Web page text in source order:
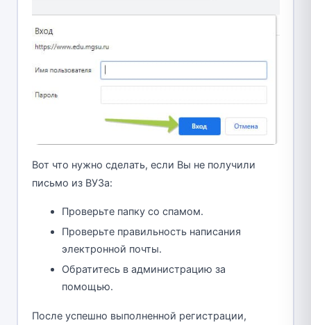
Вот что нужно сделать, если Вы не получили
письмо из ВУЗа:
Проверьте папку со спамом.
Проверьте правильность написания
электронной почты.
Обратитесь в администрацию за
помощью.
После успешно выполненной регистрации,